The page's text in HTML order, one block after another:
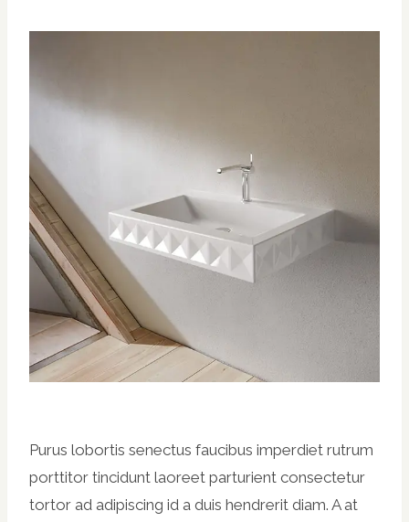
Purus lobortis senectus faucibus imperdiet rutrum
porttitor tincidunt laoreet parturient consectetur
tortor ad adipiscing id a duis hendrerit diam. A at